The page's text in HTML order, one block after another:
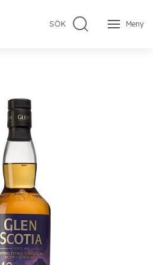
SÖK Meny